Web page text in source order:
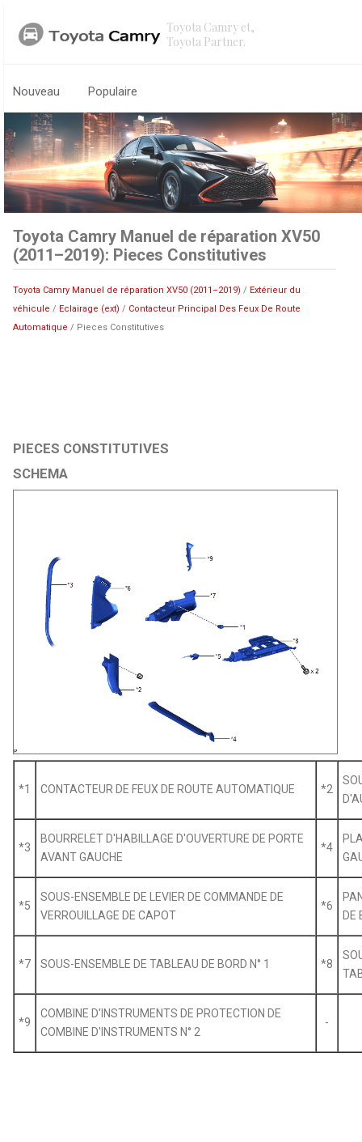
Toyota Camry et,
Toyota Partner.
Nouveau Populaire
Toyota Camry Manuel de réparation XV50
(2011–2019): Pieces Constitutives
Toyota Camry Manuel de réparation XV50 (2011–2019) / Extérieur du
véhicule / Eclairage (ext) / Contacteur Principal Des Feux De Route
Automatique / Pieces Constitutives
PIECES CONSTITUTIVES
SCHEMA
*1 CONTACTEUR DE FEUX DE ROUTE AUTOMATIQUE *2
*3
BOURRELET D'HABILLAGE D'OUVERTURE DE PORTE
AVANT GAUCHE
*4
*5
SOUS-ENSEMBLE DE LEVIER DE COMMANDE DE
VERROUILLAGE DE CAPOT
*6
DE
*7 SOUS-ENSEMBLE DE TABLEAU DE BORD N° 1 *8
*9
COMBINE D'INSTRUMENTS DE PROTECTION DE
COMBINE D'INSTRUMENTS N° 2
-